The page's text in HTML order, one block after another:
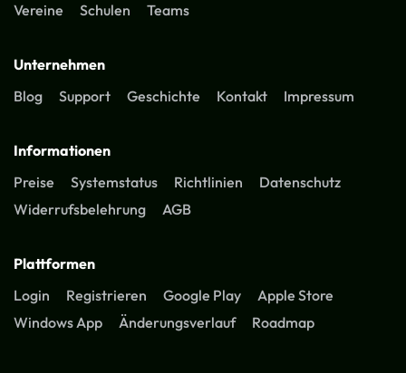
Vereine
Schulen Teams
Unternehmen
Blog
Support Geschichte Kontakt Impressum
Informationen
Preise
Systemstatus Richtlinien
Datenschutz
Widerrufsbelehrung
AGB
Plattformen
Login
Registrieren Google Play
Apple Store
Windows App
Änderungsverlauf Roadmap